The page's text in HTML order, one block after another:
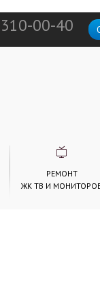
310-00-40
РЕМОНТ
ЖК ТВ И